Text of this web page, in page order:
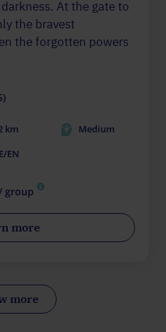
At the gate to
the bravest
the forgotten powers
km
Medium
EN
group
more
more